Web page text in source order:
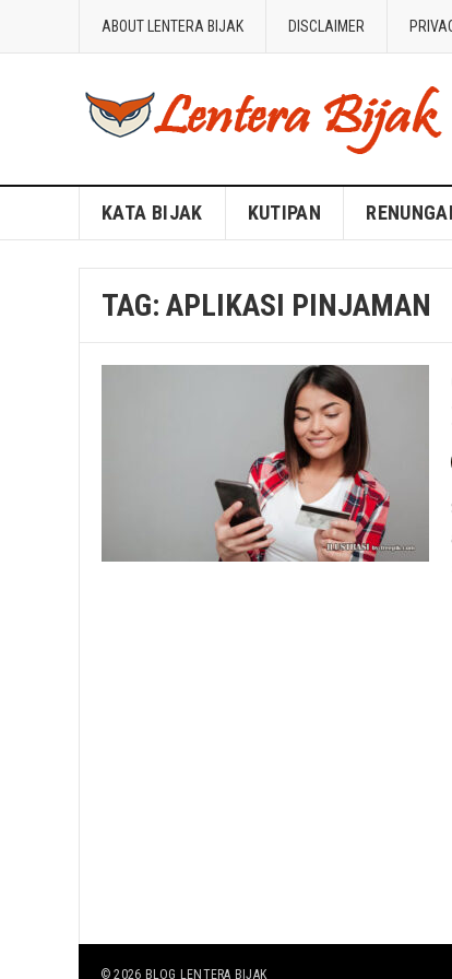
ABOUT LENTERA BIJAK DISCLAIMER
Blog Lentera Bijak
KATA BIJAK KUTIPAN
TAG: APLIKASI PINJAMAN
© 2026 BLOG LENTERA BIJAK